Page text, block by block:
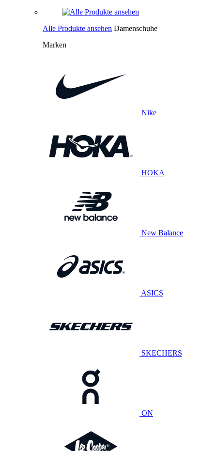
Alle Produkte ansehen Damenschuhe
Marken
Nike
HOKA
New Balance
ASICS
SKECHERS
ON